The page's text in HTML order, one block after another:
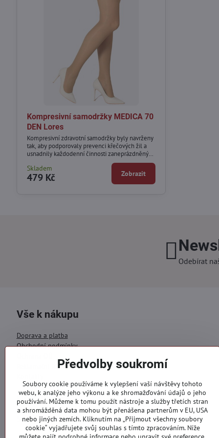
Kompresivní samodržky MEDICA 70
DEN Lores
Kompresivní zdravotní samodržky byly navrženy
tak, aby podporovaly prevenci křečových žil a
usnadnily každodenní činnosti zaneprázdněným
Skladem
479 Kč Zobrazit
Odebírat
Vše k nákupu
Doprava a platba
Obchodní podmínky
Reklamační formulář
Objednávky
Stav objednávky
Předvolby soukromí
Soubory cookie používáme k vylepšení vaší návštěvy tohoto
webu, k analýze jeho výkonu a ke shromažďování údajů o jeho
používání. Můžeme k tomu použít nástroje a služby třetích stran
a shromážděná data mohou být přenášena partnerům v EU, USA
nebo jiných zemích. Kliknutím na „Přijmout všechny soubory
cookie“ vyjadřujete svůj souhlas s tímto zpracováním. Níže